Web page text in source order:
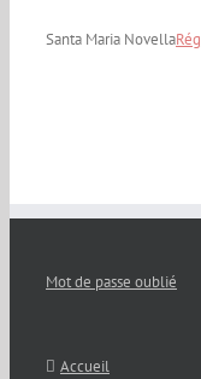
Santa Maria Novella
Mot de passe oublié
Accueil